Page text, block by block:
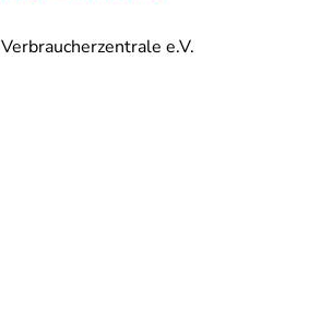
Verbraucherzentrale e.V.